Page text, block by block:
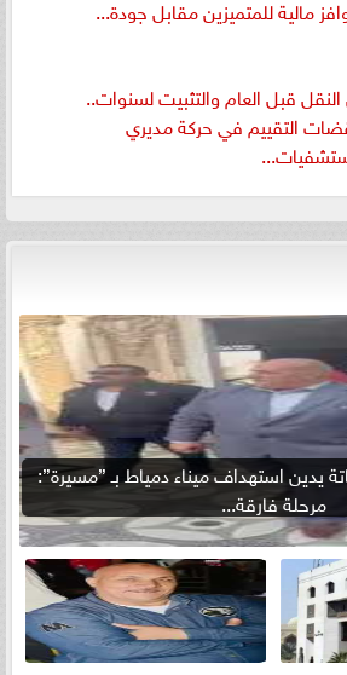
مالية للمتميزين مقابل جودة...
النقل قبل العام والتثبيت لسنوات..
التقييم في حركة مديري
يدين استهداف ميناء دمياط بـ ”مسيرة”:
مرحلة فارقة...